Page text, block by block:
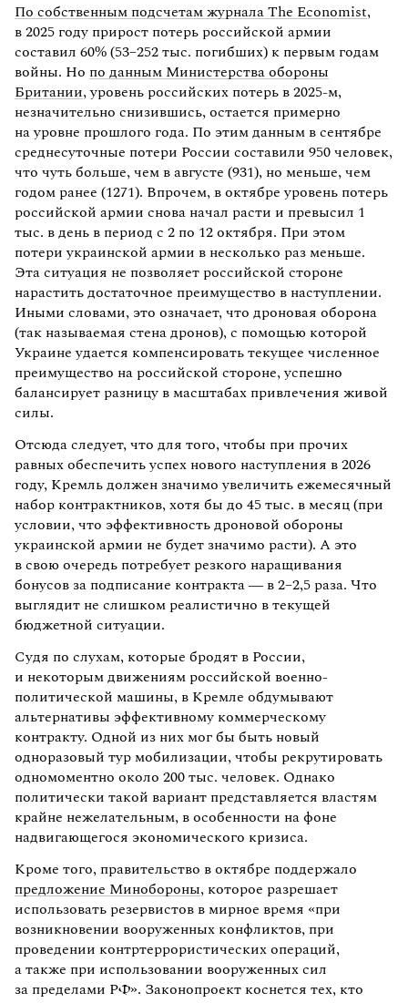
По собственным подсчетам журнала The Economist,
в 2025 году прирост потерь российской армии
составил 60% (53–252 тыс. погибших) к первым годам
войны. Но по данным Министерства обороны
Британии, уровень российских потерь в 2025-м,
незначительно снизившись, остается примерно
на уровне прошлого года. По этим данным в сентябре
среднесуточные потери России составили 950 человек,
что чуть больше, чем в августе (931), но меньше, чем
годом ранее (1271). Впрочем, в октябре уровень потерь
российской армии снова начал расти и превысил 1
тыс. в день в период с 2 по 12 октября. При этом
потери украинской армии в несколько раз меньше.
Эта ситуация не позволяет российской стороне
нарастить достаточное преимущество в наступлении.
Иными словами, это означает, что дроновая оборона
(так называемая стена дронов), с помощью которой
Украине удается компенсировать текущее численное
преимущество на российской стороне, успешно
балансирует разницу в масштабах привлечения живой
силы.
Отсюда следует, что для того, чтобы при прочих
равных обеспечить успех нового наступления в 2026
году, Кремль должен значимо увеличить ежемесячный
набор контрактников, хотя бы до 45 тыс. в месяц (при
условии, что эффективность дроновой обороны
украинской армии не будет значимо расти). А это
в свою очередь потребует резкого наращивания
бонусов за подписание контракта — в 2–2,5 раза. Что
выглядит не слишком реалистично в текущей
бюджетной ситуации.
Судя по слухам, которые бродят в России,
и некоторым движениям российской военно-
политической машины, в Кремле обдумывают
альтернативы эффективному коммерческому
контракту. Одной из них мог бы быть новый
одноразовый тур мобилизации, чтобы рекрутировать
одномоментно около 200 тыс. человек. Однако
политически такой вариант представляется властям
крайне нежелательным, в особенности на фоне
надвигающегося экономического кризиса.
Кроме того, правительство в октябре поддержало
предложение Минобороны, которое разрешает
использовать резервистов в мирное время «при
возникновении вооруженных конфликтов, при
проведении контртеррористических операций,
а также при использовании вооруженных сил
за пределами РФ». Законопроект коснется тех, кто